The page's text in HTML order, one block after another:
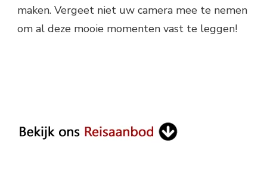
maken. Vergeet niet uw camera mee te nemen
om al deze mooie momenten vast te leggen!